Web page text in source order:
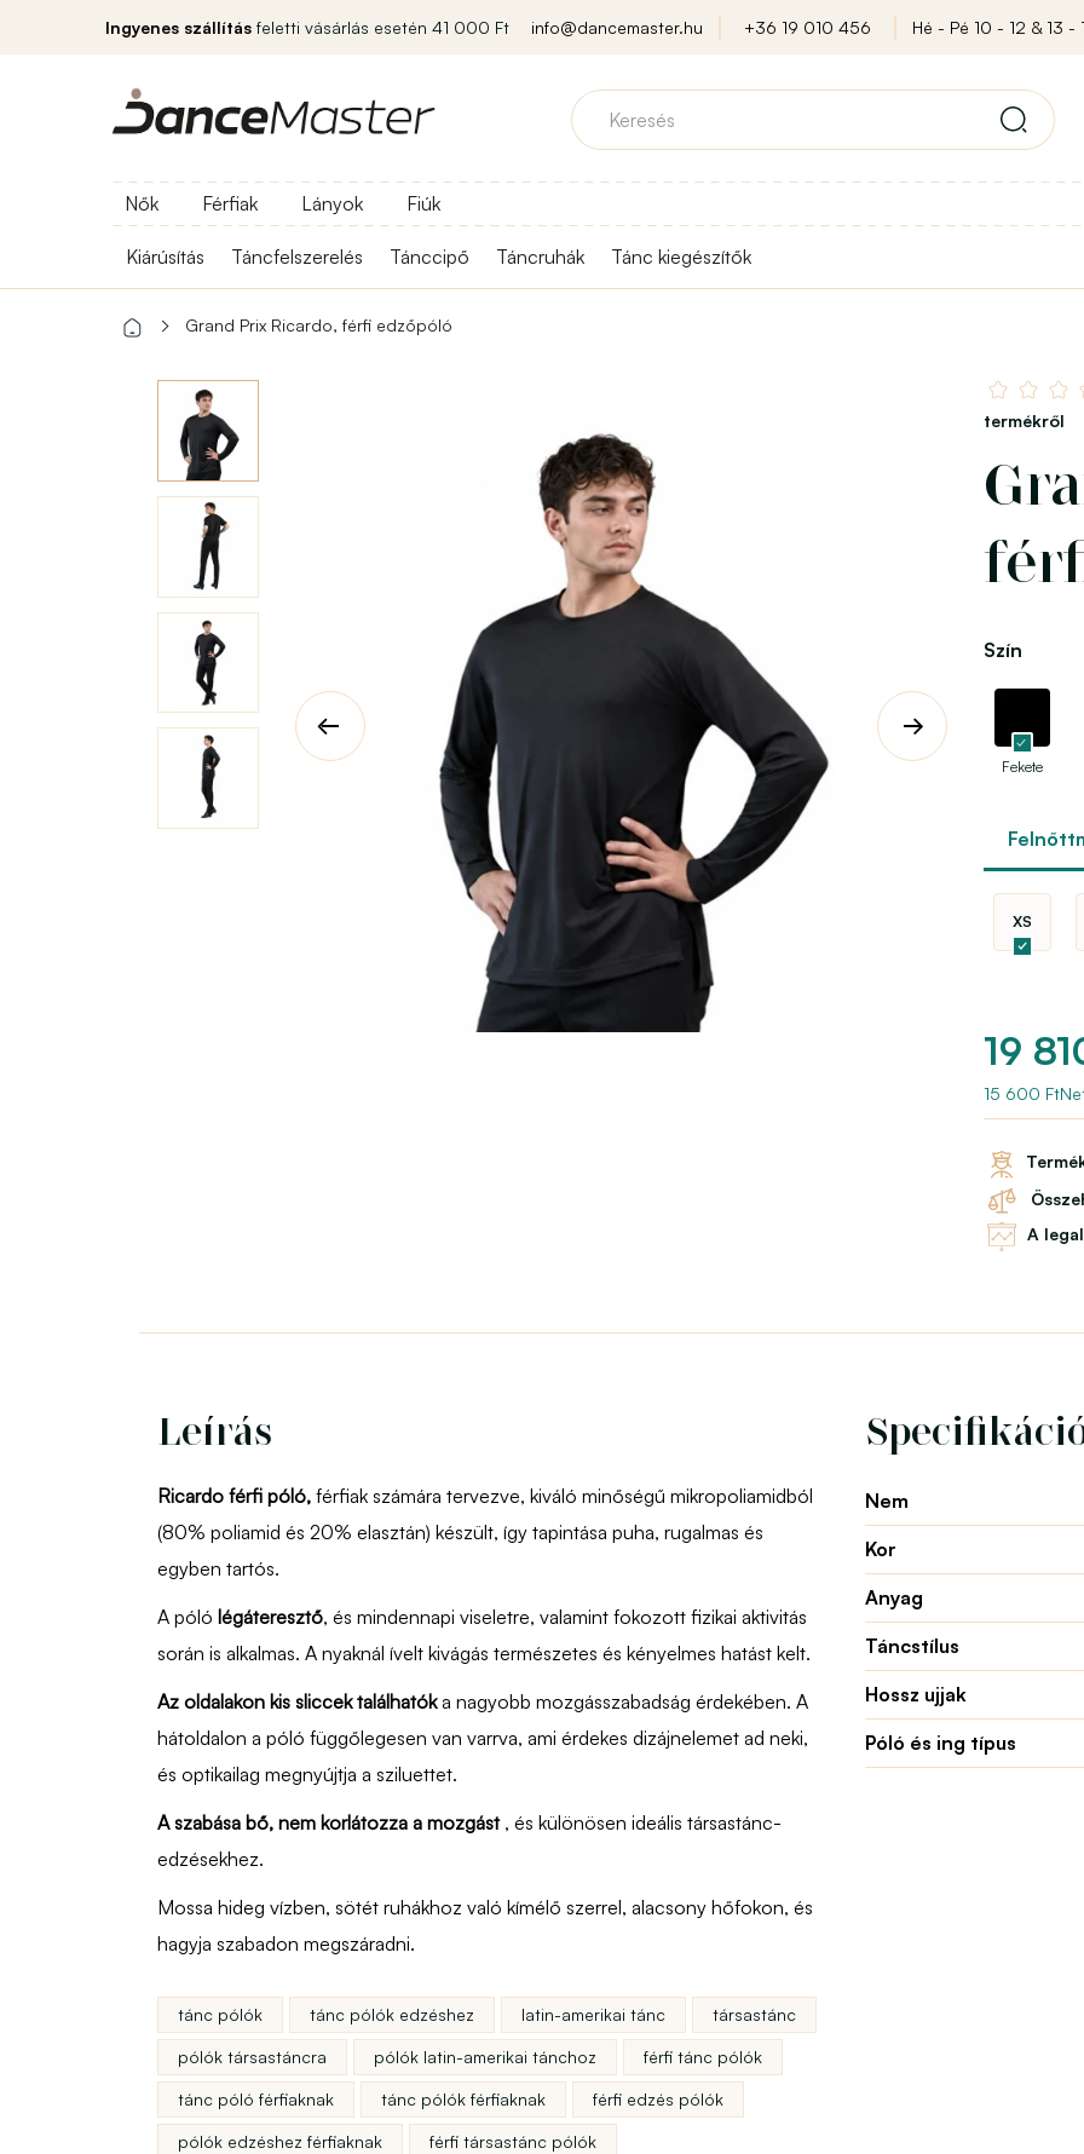
Ingyenes szállítás feletti vásárlás esetén 41 000 Ft info@dancemaster.hu +36 19 010 456 Hé - Pé 10 - 12 & 13 -
Nők Férfiak Lányok Fiúk
Kiárúsítás Táncfelszerelés Tánccipő Táncruhák Tánc kiegészítők
Grand Prix Ricardo, férfi edzőpóló
termékről
Szín
Fekete
XS
19
15 600
A
Leírás
Ricardo férfi póló, férfiak számára tervezve, kiváló minőségű mikropoliamidból
(80% poliamid és 20% elasztán) készült, így tapintása puha, rugalmas és
egyben tartós.
A póló légáteresztő, és mindennapi viseletre, valamint fokozott fizikai aktivitás
során is alkalmas. A nyaknál ívelt kivágás természetes és kényelmes hatást kelt.
Az oldalakon kis sliccek találhatóka nagyobb mozgásszabadság érdekében. A
hátoldalon a póló függőlegesen van varrva, ami érdekes dizájnelemet ad neki,
és optikailag megnyújtja a sziluettet.
A szabása bő, nem korlátozza a mozgást , és különösen ideális társastánc-
edzésekhez.
Mossa hideg vízben, sötét ruhákhoz való kímélő szerrel, alacsony hőfokon, és
hagyja szabadon megszáradni.
tánc pólók tánc pólók edzéshez latin-amerikai tánc társastánc
pólók társastáncra pólók latin-amerikai tánchoz férfi tánc pólók
tánc póló férfiaknak tánc pólók férfiaknak férfi edzés pólók
pólók edzéshez férfiaknak férfi társastánc pólók
Nem
Kor
Anyag
Táncstílus
Hossz ujjak
Póló és ing típus